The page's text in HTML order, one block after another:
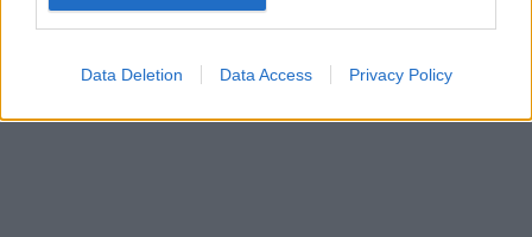
Data Deletion Data Access Privacy Policy